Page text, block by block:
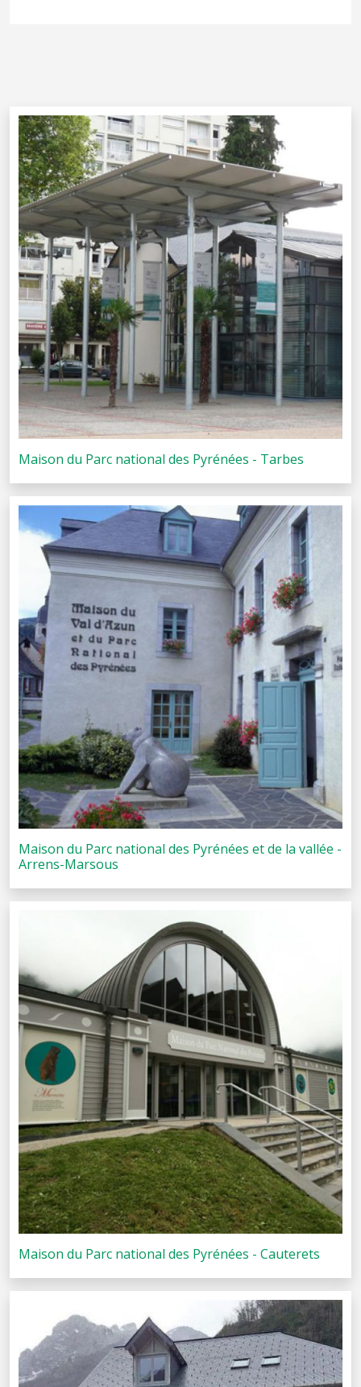
Maison du Parc national des Pyrénées - Tarbes
Maison du Parc national des Pyrénées et de la vallée -
Arrens-Marsous
Maison du Parc national des Pyrénées - Cauterets